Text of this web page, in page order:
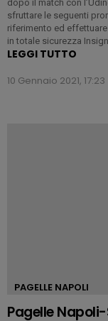
dopo il match con
sfruttare le seguenti
riferimento ed
in totale sicurezza
LEGGI TUTTO
10 Gennaio 2021, 17:23
PAGELLE NAPOLI
Pagelle